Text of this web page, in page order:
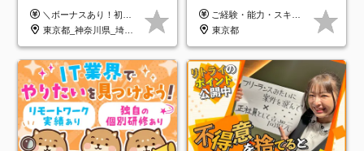
｜リモート率8割以上｜充実
のキャリア支援｜残業月10h
＼ボーナスあり！初年度から年収300万円以上／ ■月給25万円～35万円＋残業代全額支給＋各種手当＋賞与年1回 ◎経験・年齢・スキルなどを考慮し、できるだけ優遇します ◎試用期間中(3カ月)は契約社員で、月給21万円＋諸手当になります。 (試用期間中は残業が発生しません。その他の待遇に変更はありません) ----------------- ＼3つの評価軸！実力次第で早期収入アップ！／ 【1】スキル(IT理解、実装力、設計) 【2】実務力(現場評価、コミュ力、品質) 【3】姿勢(自走力、意欲、責任感) この3つの評価軸で、3カ月ごとに評価。社内グレードにより、給与が決まる明確な仕組みです。何ができれば給与が上がるのか分かりやすく、実力や努力次第で早期に収入を増やせます！ 【固定残業代について】 なし（残業代は、実際の労働時間に応じて別途全額支給）
東京都_神奈川県_埼玉県_千葉県_大阪府_愛知県_北海道_青森県_岩手県_宮城県_秋田県_山形県_福島県_茨城県_栃木県_群馬県_新潟県_山梨県_長野県_富山県_石川県_福井県_静岡県_岐阜県_三重県_兵庫県_京都府_滋賀県_奈良県_和歌山県_広島県_岡山県_鳥取県_島根県_山口県_徳島県_香川県_愛媛県_高知県_福岡県_熊本県_佐賀県_長崎県_大分県_宮崎県_鹿児島県_沖縄県
ご経験・能力・スキル等により、当社基準にて優遇・相談のうえ決定いたします。
東京都